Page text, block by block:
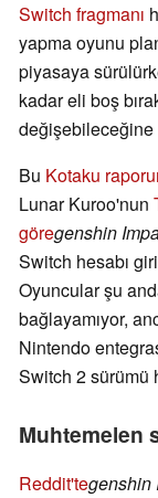
Switch fragmanı
yapma oyunu
piyasaya
kadar eli boş
değişebileceğine
Bu Kotaku
Lunar Kuroo'nun
göregenshin
Switch hesabı
Oyuncular şu
bağlayamıyor,
Nintendo
Switch 2 sürümü
Muhtemelen
Reddit'tegenshin